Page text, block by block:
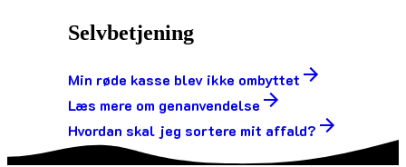
Selvbetjening
Min røde kasse blev ikke ombyttet
Læs mere om genanvendelse
Hvordan skal jeg sortere mit affald?